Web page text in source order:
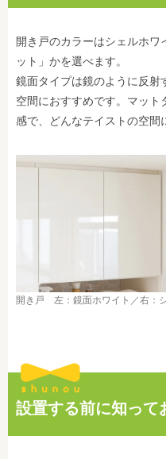
開き戸のカラーはシェルホ
ット」かを選べます。
鏡面タイプは鏡のように反射
空間におすすめです。マッ
感で、どんなテイストの空間
開き戸 左：鏡面ホワイト／右：
設置する前に知って